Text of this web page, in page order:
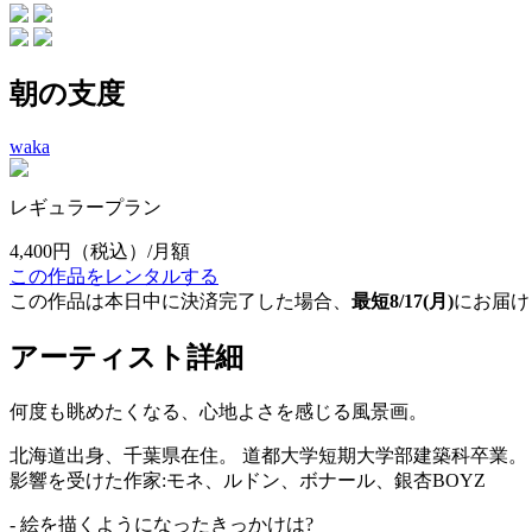
朝の支度
waka
レギュラープラン
4,400円
（税込）/月額
この作品をレンタルする
この作品は本日中に決済完了した場合、 最短8/17(月)にお届
アーティスト詳細
何度も眺めたくなる、心地よさを感じる風景画。
北海道出身、千葉県在住。 道都大学短期大学部建築科卒業。
影響を受けた作家:モネ、ルドン、ボナール、銀杏BOYZ
- 絵を描くようになったきっかけは?